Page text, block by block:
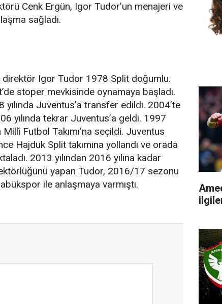
Cenk Ergün, Igor Tudor’un menajeri ve
sağladı.
direktör Igor Tudor 1978 Split doğumlu.
stoper mevkisinde oynamaya başladı.
Juventus’a transfer edildi. 2004’te
yılında tekrar Juventus’a geldi. 1997
Millî Futbol Takımı’na seçildi. Juventus
Hajduk Split takımına yollandı ve orada
2013 yılından 2016 yılına kadar
yapan Tudor, 2016/17 sezonu
ile anlaşmaya varmıştı.